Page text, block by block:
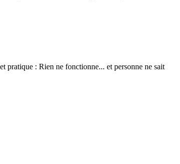
pratique : Rien ne fonctionne... et personne ne sait